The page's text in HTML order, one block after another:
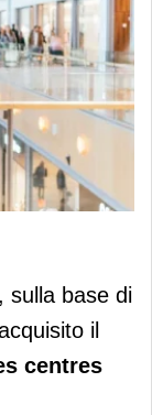
grosso
, sulla base di
il
centres